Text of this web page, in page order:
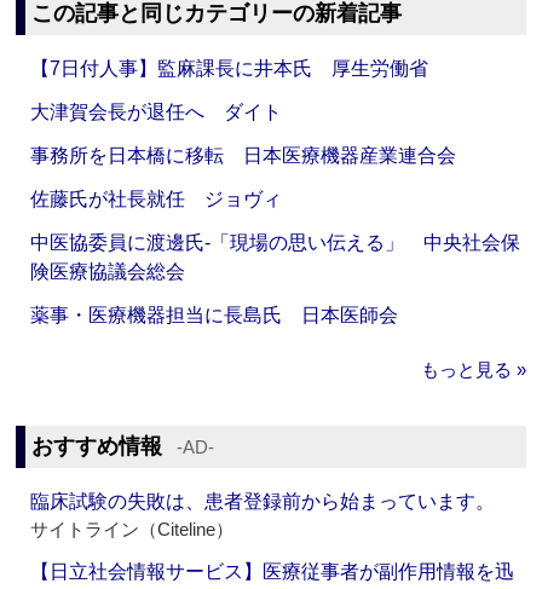
この記事と同じカテゴリーの新着記事
【7日付人事】監麻課長に井本氏 厚生労働省
大津賀会長が退任へ ダイト
事務所を日本橋に移転 日本医療機器産業連合会
佐藤氏が社長就任 ジョヴィ
中医協委員に渡邊氏‐「現場の思い伝える」 中央社会保
険医療協議会総会
薬事・医療機器担当に長島氏 日本医師会
もっと見る »
おすすめ情報 ‐AD‐
臨床試験の失敗は、患者登録前から始まっています。
サイトライン（Citeline）
【日立社会情報サービス】医療従事者が副作用情報を迅